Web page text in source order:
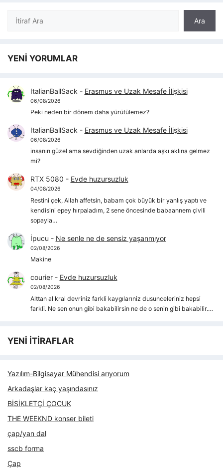
Ara
Ara
YENİ YORUMLAR
ItalianBallSack - Erasmus ve Uzak Mesafe İlişkisi
06/08/2026
Peki neden bir dönem daha yürütülemez?
ItalianBallSack - Erasmus ve Uzak Mesafe İlişkisi
06/08/2026
insanın güzel ama sevdiğinden uzak anlarda aşkı aklına gelmez
mi?
RTX 5080 - Evde huzursuzluk
04/08/2026
Restini çek, Allah affetsin, babam çok büyük bir yanlış yaptı ve
kendisini epey hırpaladım, 2 sene öncesinde babaannem çivili
sopayla…
İpucu - Ne senle ne de sensiz yaşanmıyor
02/08/2026
Makine
courier- Evde huzursuzluk
02/08/2026
Alttan al kral devriniz farkli kaygılarıniz dusunceleriniz hepsi
farkli. Ne sen onun gibi bakabilirsin ne de o senin gibi bakabilir.…
YENİ İTİRAFLAR
Yazılım-Bilgisayar Mühendisi arıyorum
Arkadaşlar kaç yaşındasınız
BİSİKLETÇİ ÇOCUK
THE WEEKND konser bileti
çap/yan dal
sscb forma
Çap